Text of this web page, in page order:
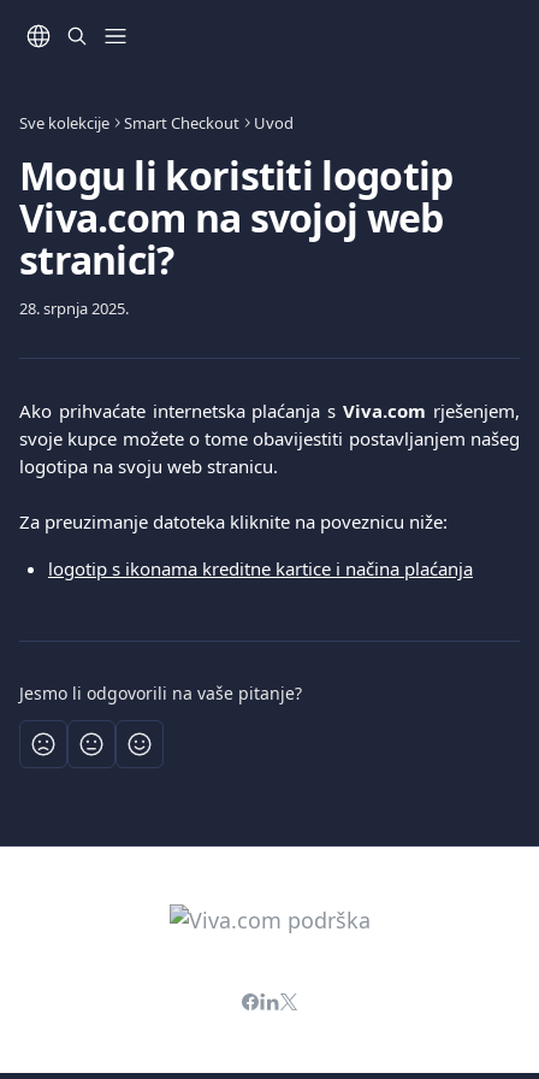
Sve kolekcije Smart Checkout Uvod
Mogu li koristiti logotip
Viva.com na svojoj web
stranici?
28. srpnja 2025.
Ako prihvaćate internetska plaćanja sViva.com rješenjem,
svoje kupce možete o tome obavijestiti postavljanjem našeg
logotipa na svoju web stranicu.
Za preuzimanje datoteka kliknite na poveznicu niže:
logotip s ikonama kreditne kartice i načina plaćanja
Jesmo li odgovorili na vaše pitanje?